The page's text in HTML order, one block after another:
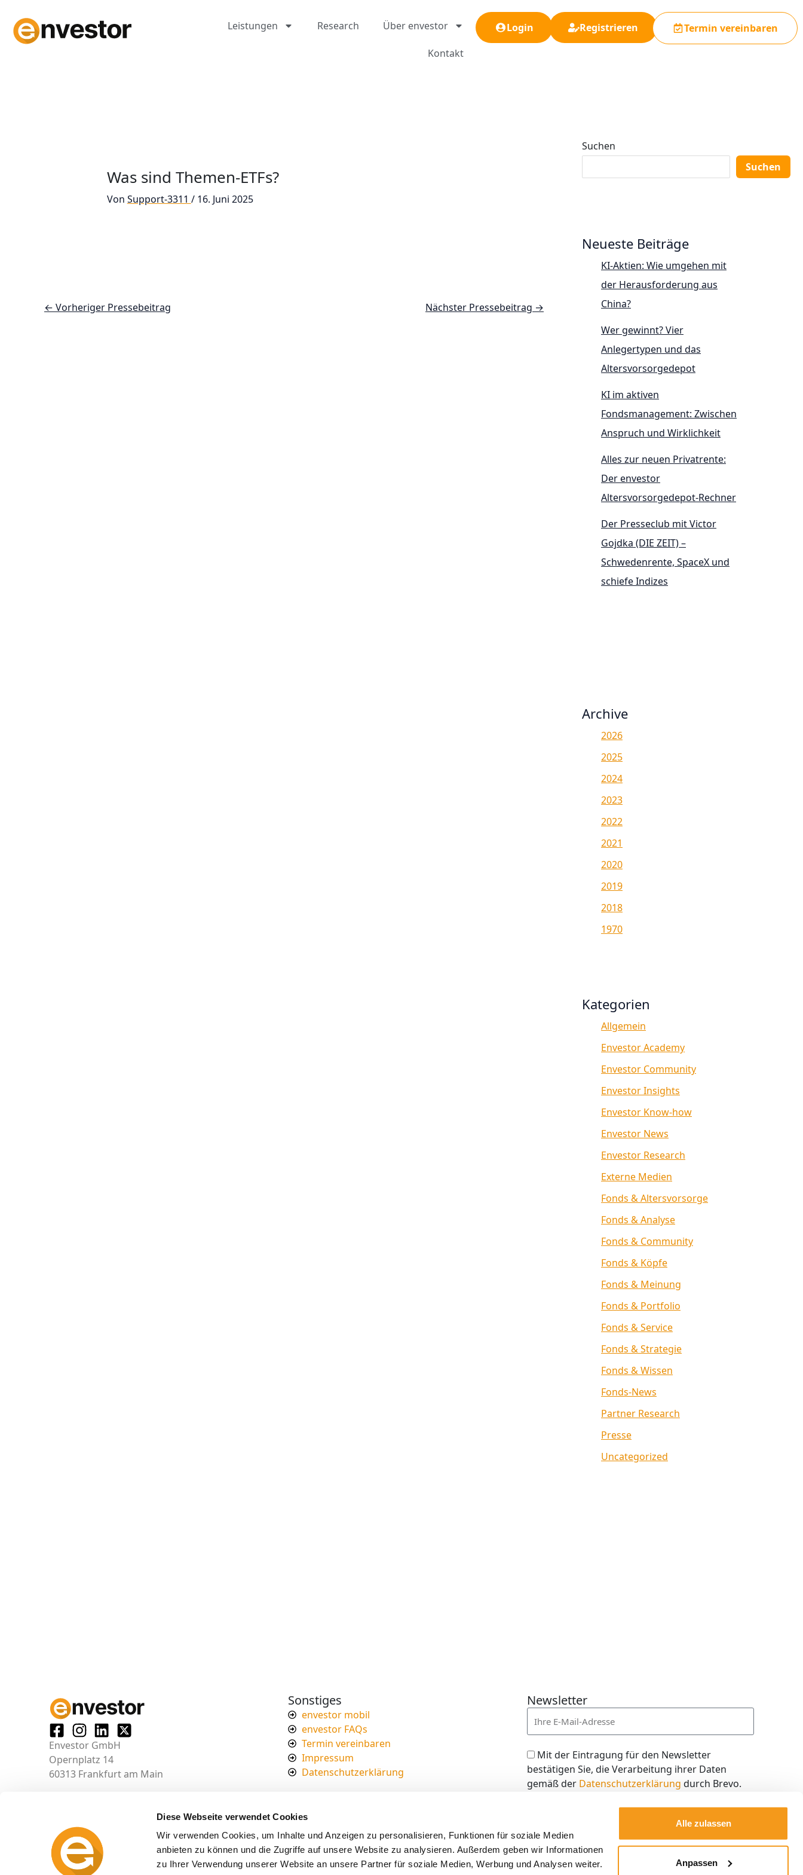
Diese Webseite verwendet Cookies
Wir verwenden Cookies, um Inhalte und Anzeigen zu personalisieren, Funktionen für soziale Medien
anbieten zu können und die Zugriffe auf unsere Website zu analysieren. Außerdem geben wir Informationen
zu Ihrer Verwendung unserer Website an unsere Partner für soziale Medien, Werbung und Analysen weiter.
Alle zulassen
Anpassen
Inhalt
springen
Leistungen Research Über envestor
Kontakt
Login Registrieren Termin vereinbaren
Was sind Themen-ETFs?
Von Support-3311 / 16. Juni 2025
← Vorheriger Pressebeitrag Nächster Pressebeitrag →
Suchen
Suchen
Neueste Beiträge
KI-Aktien: Wie umgehen mit
der Herausforderung aus
China?
Wer gewinnt? Vier
Anlegertypen und das
Altersvorsorgedepot
KI im aktiven
Fondsmanagement: Zwischen
Anspruch und Wirklichkeit
Alles zur neuen Privatrente:
Der envestor
Altersvorsorgedepot-Rechner
Der Presseclub mit Victor
Gojdka (DIE ZEIT) –
Schwedenrente, SpaceX und
schiefe Indizes
Archive
2026
2025
2024
2023
2022
2021
2020
2019
2018
1970
Kategorien
Allgemein
Envestor Academy
Envestor Community
Envestor Insights
Envestor Know-how
Envestor News
Envestor Research
Externe Medien
Fonds & Altersvorsorge
Fonds & Analyse
Fonds & Community
Fonds & Köpfe
Fonds & Meinung
Fonds & Portfolio
Fonds & Service
Fonds & Strategie
Fonds & Wissen
Fonds-News
Partner Research
Presse
Uncategorized
Envestor GmbH
Opernplatz 14
60313 Frankfurt am Main
Sonstiges
envestor mobil
envestor FAQs
Termin vereinbaren
Impressum
Datenschutzerklärung
Newsletter
Mit der Eintragung für den Newsletter
bestätigen Sie, die Verarbeitung ihrer Daten
gemäß der Datenschutzerklärung durch Brevo.
den ich jederzeit mit dem Link im Newsletter
Kostenlos abonnieren